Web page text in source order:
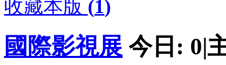
收藏本版 (1)
國際影視展 今日: 0|